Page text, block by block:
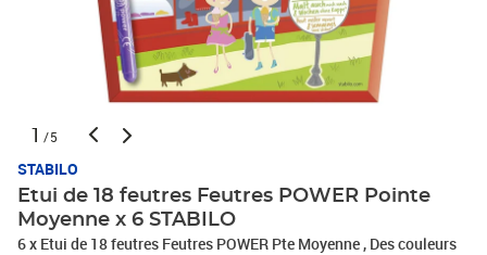
1 /5
STABILO
Etui de 18 feutres Feutres POWER Pointe
Moyenne x 6 STABILO
6 x Etui de 18 feutres Feutres POWER Pte Moyenne , Des couleurs